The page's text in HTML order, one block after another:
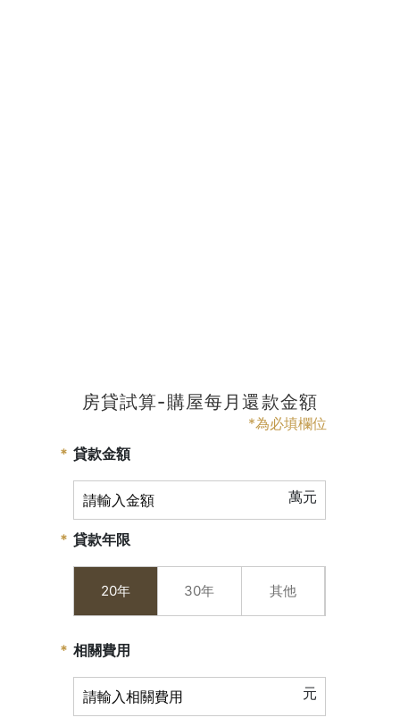
房貸試算-購屋每月還款金額
*為必填欄位
貸款金額
萬元
貸款年限
20年 30年 其他
相關費用
元